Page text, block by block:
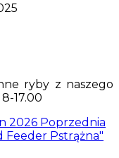
ryby z naszego
17.00
2026 Poprzednia
Feeder Pstrążna"